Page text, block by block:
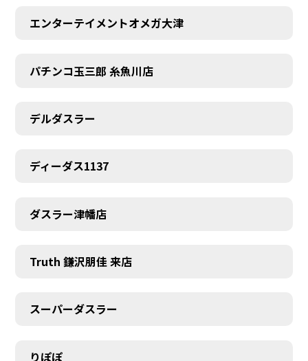
エンターテイメントオメガ大津
パチンコ玉三郎 糸魚川店
デルダスラー
ディーダス1137
ダスラー津幡店
Truth 鎌沢朋佳 来店
スーパーダスラー
りぽぽ